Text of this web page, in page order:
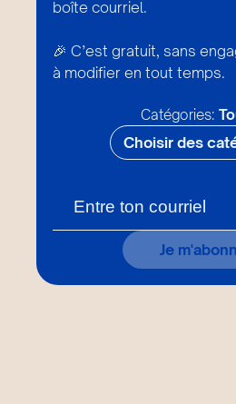
boîte courriel.
🎉 C’est gratuit, sans
à modifier en tout temps.
Catégories:
Choisir des
Je